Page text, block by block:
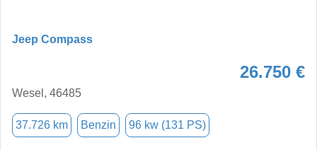
Jeep Compass
26.750 €
Wesel, 46485
37.726 km Benzin 96 kw (131 PS)